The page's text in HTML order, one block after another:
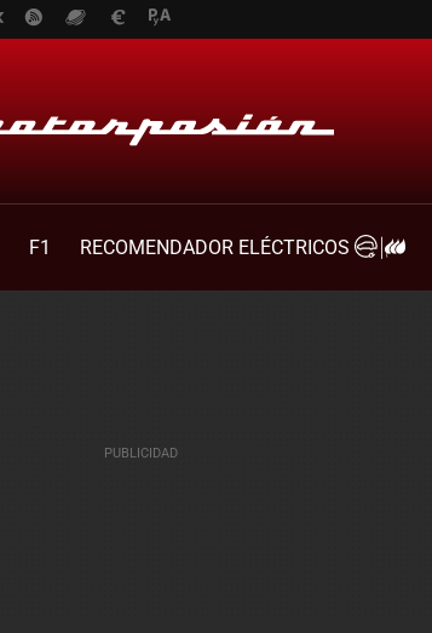
F1
RECOMENDADOR ELÉCTRICOS